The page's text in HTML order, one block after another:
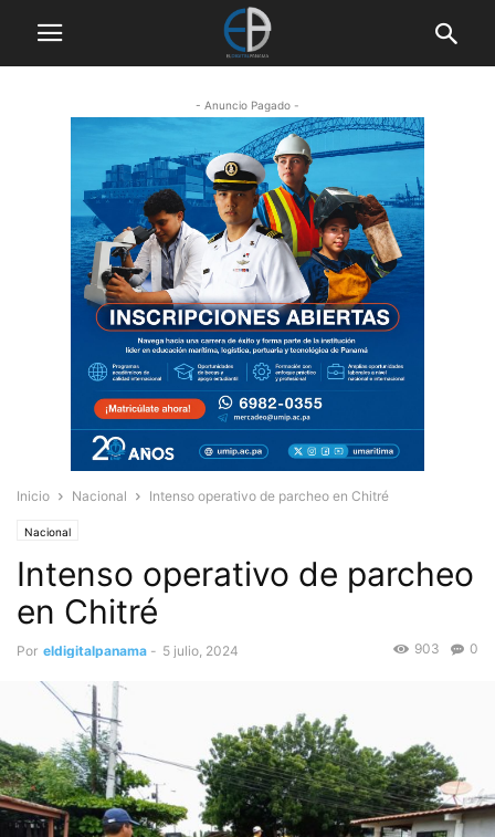
- Anuncio Pagado -
Inicio Nacional Intenso operativo de parcheo en Chitré
Nacional
Intenso operativo de parcheo
en Chitré
Por eldigitalpanama - 5 julio, 2024 0
903